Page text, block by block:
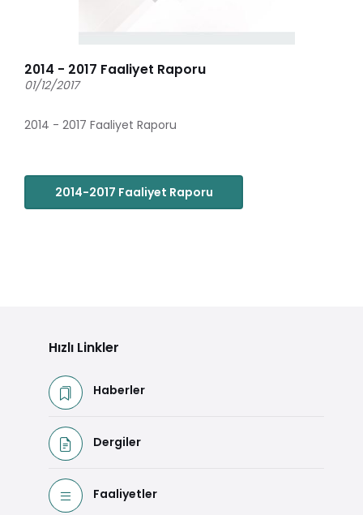
2014 - 2017 Faaliyet Raporu
01/12/2017
2014 - 2017 Faaliyet Raporu
2014-2017 Faaliyet Raporu
Hızlı Linkler
Haberler
Dergiler
Faaliyetler